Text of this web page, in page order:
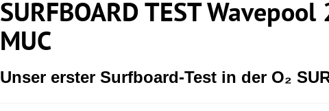
SURFBOARD TEST
MUC
Unser erster Surfboard-Test in der O₂